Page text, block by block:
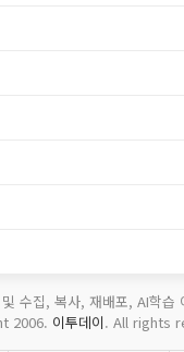
수집, 복사, 재배포, AI학습
2006. 이투데이. All rights